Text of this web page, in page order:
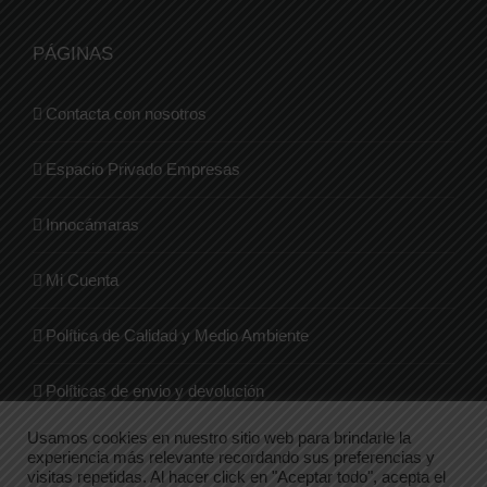
PÁGINAS
Contacta con nosotros
Espacio Privado Empresas
Innocámaras
Mi Cuenta
Política de Calidad y Medio Ambiente
Políticas de envio y devolución
Quienes Somos
Usamos cookies en nuestro sitio web para brindarle la
experiencia más relevante recordando sus preferencias y
visitas repetidas. Al hacer click en "Aceptar todo", acepta el